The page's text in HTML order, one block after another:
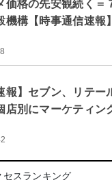
価格の先安観続く
機構【時事通信速報
報】セブン、リテ
店別にマーケティン
セスランキング